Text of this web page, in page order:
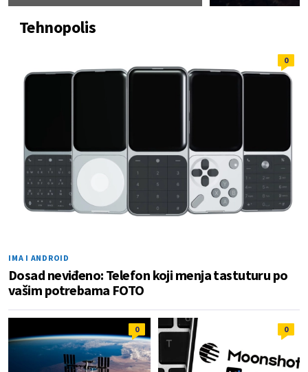
Tehnopolis
0
IMA I ANDROID
Dosad neviđeno: Telefon koji menja tastuturu po
vašim potrebama FOTO
0 0